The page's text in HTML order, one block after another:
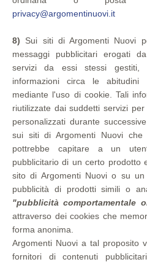
privacy@argomentinuovi.it
8) Sui siti di Argomenti Nuovi
messaggi pubblicitari erogati
servizi da essi stessi gestiti,
informazioni circa le
mediante l'uso di cookie. Tali
riutilizzate dai suddetti servizi
personalizzati durante
sui siti di Argomenti Nuovi
pottrebbe capitare a un
pubblicitario di un certo prodotto
sito di Argomenti Nuovi o su
pubblicità di prodotti simili o
"pubblicità comportamentale
attraverso dei cookies che
forma anonima.
Argomenti Nuovi a tal proposito
fornitori di contenuti